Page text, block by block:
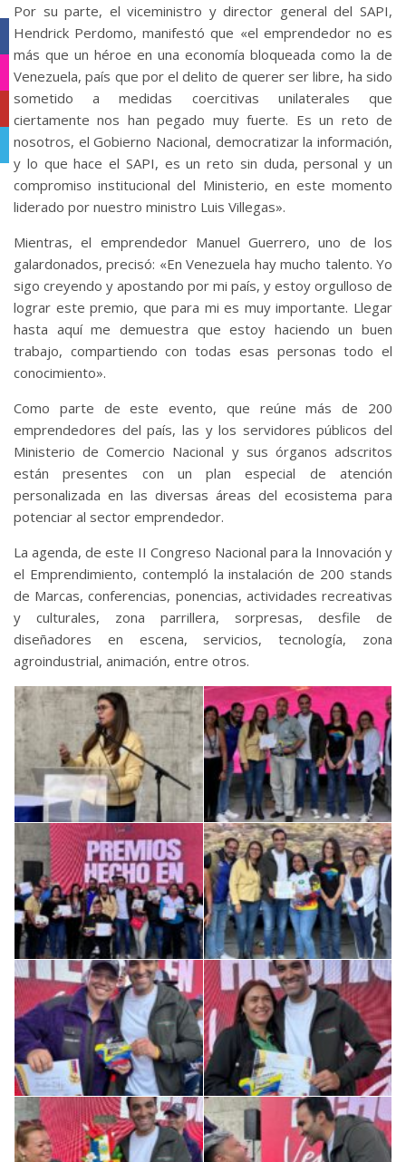
Por su parte, el viceministro y director general del SAPI,
Hendrick Perdomo, manifestó que «el emprendedor no es
más que un héroe en una economía bloqueada como la de
Venezuela, país que por el delito de querer ser libre, ha sido
sometido a medidas coercitivas unilaterales que
ciertamente nos han pegado muy fuerte. Es un reto de
nosotros, el Gobierno Nacional, democratizar la información,
y lo que hace el SAPI, es un reto sin duda, personal y un
compromiso institucional del Ministerio, en este momento
liderado por nuestro ministro Luis Villegas».
Mientras, el emprendedor Manuel Guerrero, uno de los
galardonados, precisó: «En Venezuela hay mucho talento. Yo
sigo creyendo y apostando por mi país, y estoy orgulloso de
lograr este premio, que para mi es muy importante. Llegar
hasta aquí me demuestra que estoy haciendo un buen
trabajo, compartiendo con todas esas personas todo el
conocimiento».
Como parte de este evento, que reúne más de 200
emprendedores del país, las y los servidores públicos del
Ministerio de Comercio Nacional y sus órganos adscritos
están presentes con un plan especial de atención
personalizada en las diversas áreas del ecosistema para
potenciar al sector emprendedor.
La agenda, de este II Congreso Nacional para la Innovación y
el Emprendimiento, contempló la instalación de 200 stands
de Marcas, conferencias, ponencias, actividades recreativas
y culturales, zona parrillera, sorpresas, desfile de
diseñadores en escena, servicios, tecnología, zona
agroindustrial, animación, entre otros.
Facebook
Instagram
YouTube
Telegram